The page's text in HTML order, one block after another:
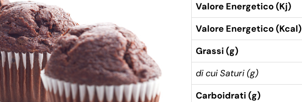
Valore Energetico (Kj)
Valore Energetico (Kcal)
Grassi (g)
di cui Saturi (g)
Carboidrati (g)